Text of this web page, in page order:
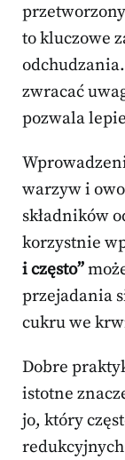
to kluczowe
zwracać
pozwala
warzyw i
składników
korzystnie
i często”
przejadania
cukru we
Dobre
istotne
jo, który